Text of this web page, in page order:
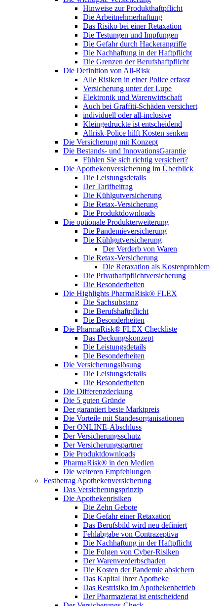
Hinweise zur Produkthaftpflicht
Die Arbeitnehmerhaftung
Das Risiko bei einer Retaxation
Die Testungen und Impfungen
Die Gefahr durch Hackerangriffe
Die Nachhaftung in der Haftpflicht
Die Grenzen der Berufshaftpflicht
Die Definition von All-Risk
Alle Risiken in einer Police erfasst
Versicherung unter der Lupe
Elektronik und Warenwirtschaft
Auch bei Graffiti-Schäden versichert
individuell oder all-inclusive
Kleingedruckte ist entscheidend
Allrisk-Police hilft Kosten senken
Die Versicherung mit Konzept
Die Bestands- und InnovationsGarantie
Fühlen Sie sich richtig versichert?
Die Apothekenversicherung im Überblick
Die Leistungsdetails
Der Tarifbeitrag
Die Kühlgutversicherung
Die Retax-Versicherung
Die Produktdownloads
Die optionale Produkterweiterung
Die Pandemieversicherung
Die Kühlgutversicherung
Der Verderb von Waren
Die Retax-Versicherung
Die Retaxation als Kostenproblem
Die Privathaftpflichtversicherung
Die Besonderheiten
Die Highlights PharmaRisk® FLEX
Die Sachsubstanz
Die Berufshaftpflicht
Die Besonderheiten
Die PharmaRisk® FLEX Checkliste
Das Deckungskonzept
Die Leistungsdetails
Die Besonderheiten
Die Versicherungslösung
Die Leistungsdetails
Die Besonderheiten
Die Differenzdeckung
Die 5 guten Gründe
Der garantiert beste Marktpreis
Die Vorteile mit Standesorganisationen
Der ONLINE-Abschluss
Der Versicherungsschutz
Der Versicherungspartner
Die Produktdownloads
PharmaRisk® in den Medien
Die weiteren Empfehlungen
Festbetrag Apothekenversicherung
Das Versicherungsprinzip
Die Apothekenrisiken
Die Zehn Gebote
Die Gefahr einer Retaxation
Das Berufsbild wird neu definiert
Fehlabgabe von Contrazeptiva
Die Nachhaftung in der Haftpflicht
Die Folgen von Cyber-Risiken
Der Warenverderbschaden
Die Kosten der Pandemie absichern
Das Kapital Ihrer Apotheke
Das Restrisiko im Apothekenbetrieb
Der Pharmazierat ist entscheidend